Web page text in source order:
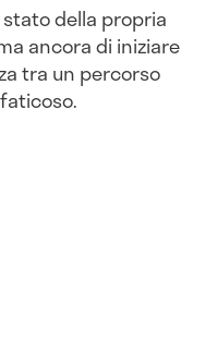
della propria
ancora di iniziare
tra un percorso